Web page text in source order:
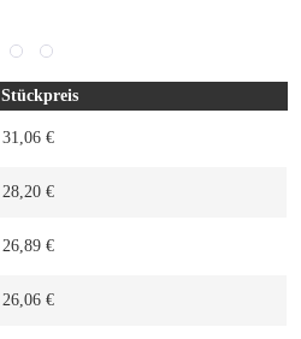
Stückpreis
31,06 €
28,20 €
26,89 €
26,06 €